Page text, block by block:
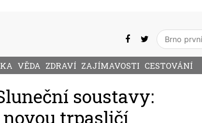
VĚDA ZDRAVÍ ZAJÍMAVOSTI CESTOVÁNÍ
soustavy:
trpasličí